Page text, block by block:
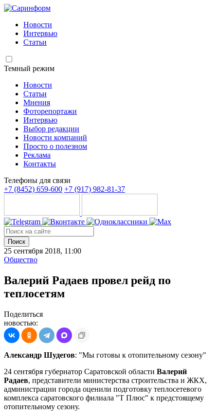
Новости
Интервью
Статьи
Темный режим
Новости
Статьи
Мнения
Фоторепортажи
Интервью
Выбор редакции
Новости компаний
Просто о полезном
Реклама
Контакты
Телефоны для связи
+7 (8452) 659-600 +7 (917) 982-81-37
Поиск
25 сентября 2018, 11:00
Общество
Валерий Радаев провел рейд по
теплосетям
Поделиться
новостью:
Александр Шудегов: "Мы готовы к отопительному сезону"
24 сентября губернатор Саратовской области Валерий
Радаев, представители министерства строительства и ЖКХ,
администрации города оценили подготовку теплосетевого
комплекса саратовского филиала "Т Плюс" к предстоящему
отопительному сезону.